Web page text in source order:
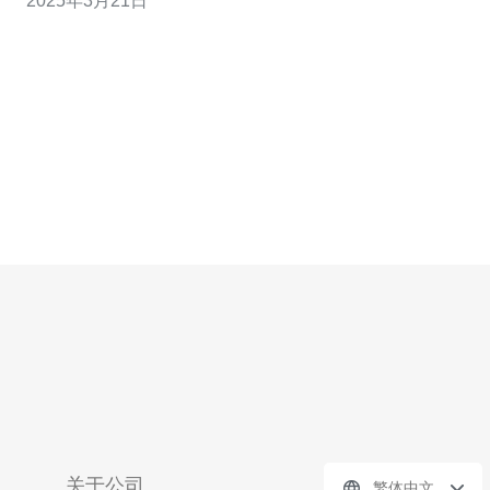
如何保护您的网络安全。 香港500g高防是一种网络安全服
关于公司